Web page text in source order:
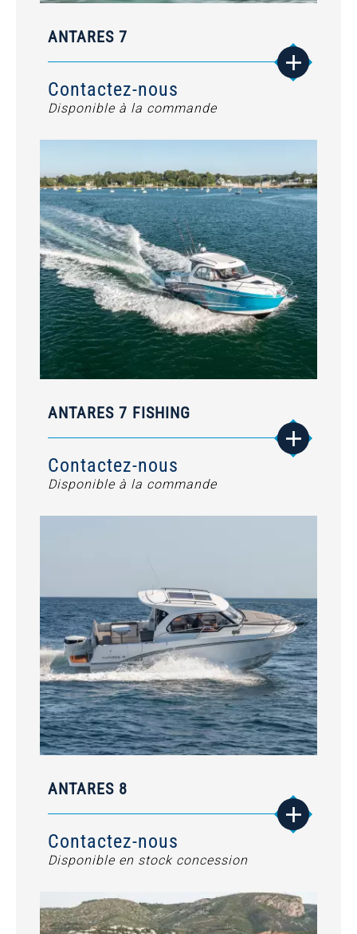
ANTARES 7
Contactez-nous
Disponible à la commande
ANTARES 7 FISHING
Contactez-nous
Disponible à la commande
ANTARES 8
Contactez-nous
Disponible en stock concession